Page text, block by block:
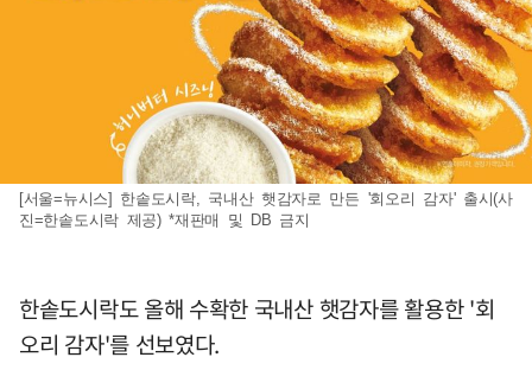
[서울=뉴시스] 한솥도시락, 국내산 햇감자로 만든 '회오리 감자' 출시(사
진=한솥도시락 제공) *재판매 및 DB 금지
한솥도시락도 올해 수확한 국내산 햇감자를 활용한 '회
오리 감자'를 선보였다.